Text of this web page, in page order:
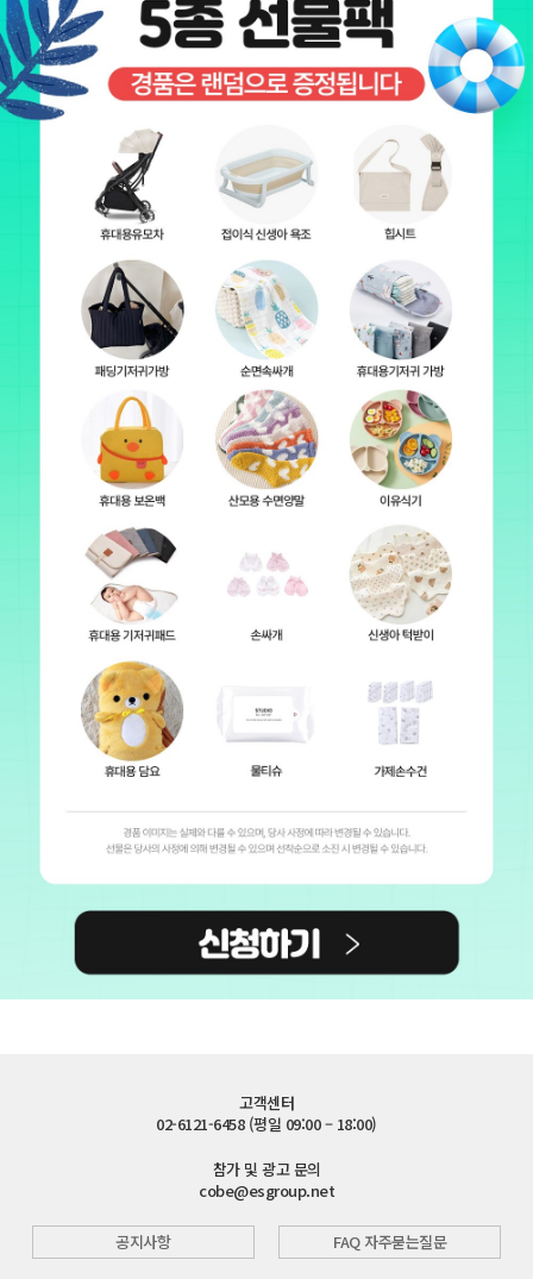
고객센터
02-6121-6458 (평일 09:00 – 18:00)
참가 및 광고 문의
cobe@esgroup.net
공지사항 FAQ 자주묻는질문